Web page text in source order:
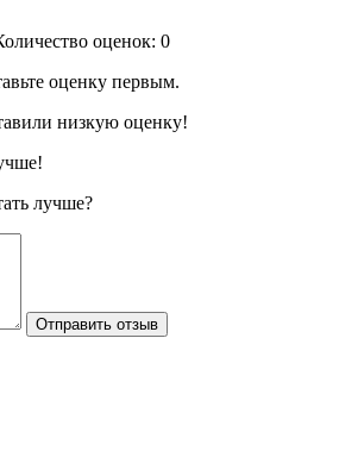
оценок: 0
оценку первым.
низкую оценку!
лучше?
Отправить отзыв